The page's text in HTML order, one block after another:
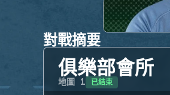
對戰摘要
俱樂部會所
地圖 1 已結束